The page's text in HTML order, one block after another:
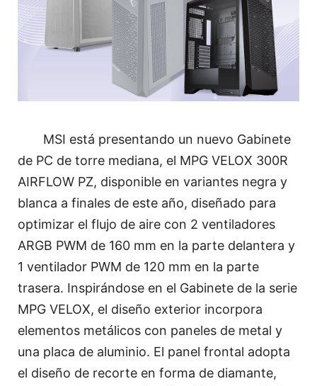
MSI está presentando un nuevo Gabinete
de PC de torre mediana, el MPG VELOX 300R
AIRFLOW PZ, disponible en variantes negra y
blanca a finales de este año, diseñado para
optimizar el flujo de aire con 2 ventiladores
ARGB PWM de 160 mm en la parte delantera y
1 ventilador PWM de 120 mm en la parte
trasera. Inspirándose en el Gabinete de la serie
MPG VELOX, el diseño exterior incorpora
elementos metálicos con paneles de metal y
una placa de aluminio. El panel frontal adopta
el diseño de recorte en forma de diamante,